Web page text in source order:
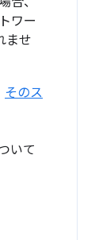
ワー
ませ
そのス
いて